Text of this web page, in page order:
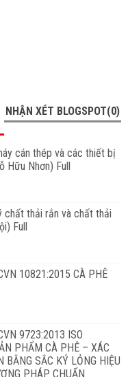
NHẬN XÉT BLOGSPOT(0)
cán thép và các thiết bị
Hữu Nhơn) Full
chất thải rắn và chất thải
Full
10821:2015 CÀ PHÊ
9723:2013 ISO
PHẨM CÀ PHÊ – XÁC
SẮC KÝ LỎNG HIỆU
PHÁP CHUẨN